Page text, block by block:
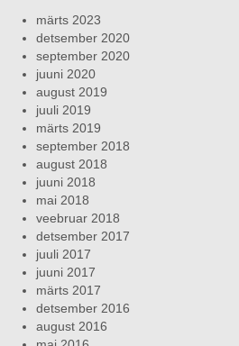
märts 2023
detsember 2020
september 2020
juuni 2020
august 2019
juuli 2019
märts 2019
september 2018
august 2018
juuni 2018
mai 2018
veebruar 2018
detsember 2017
juuli 2017
juuni 2017
märts 2017
detsember 2016
august 2016